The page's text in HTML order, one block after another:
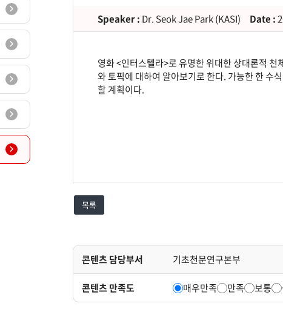
Speaker : Dr. Seok Jae Park (KASI) Date :
영화 <인터스텔라>로 유명한 위대한 상대론적
와 토픽에 대하여 알아보기로 한다. 가능한 한 수
할 계획이다.
목록
콘텐츠 담당부서 기초천문연구본부
콘텐츠 만족도 매우만족 만족 보통